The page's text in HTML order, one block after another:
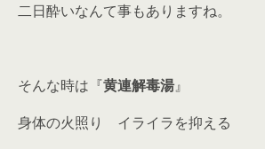
二日酔いなんて事もありますね。
そんな時は『黄連解毒湯』
身体の火照り イライラを抑える